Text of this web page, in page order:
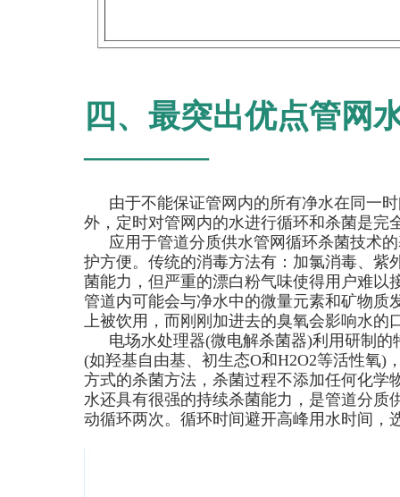
四、最突出优点管网
————
由于不能保证管网内的所有净水在同一
外，定时对管网内的水进行循环和杀菌是完
应用于管道分质供水管网循环杀菌技术
护方便。传统的消毒方法有：加氯消毒、紫
菌能力，但严重的漂白粉气味使得用户难以
管道内可能会与净水中的微量元素和矿物质
上被饮用，而刚刚加进去的臭氧会影响水
电场水处理器(微电解杀菌器)利用研制
(如羟基自由基、初生态O和H2O2等活性氧)
方式的杀菌方法，杀菌过程不添加任何化学
水还具有很强的持续杀菌能力，是管道分质
动循环两次。循环时间避开高峰用水时间，